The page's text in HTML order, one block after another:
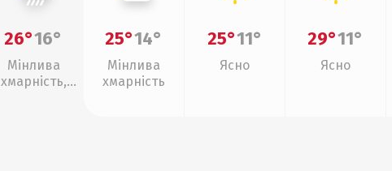
26°16°
Мінлива
хмарність,
25°14°
Мінлива
хмарність
25°11°
Ясно
29°11°
Ясно